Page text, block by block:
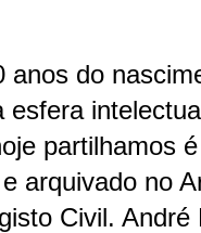
anos do
esfera
partilhamos
arquivado no
Civil.